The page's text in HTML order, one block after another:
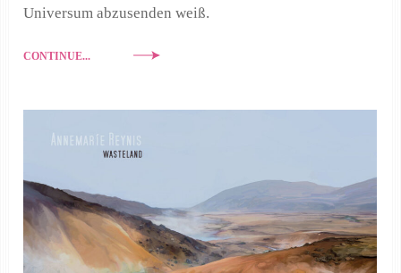
Universum abzusenden weiß.
CONTINUE...